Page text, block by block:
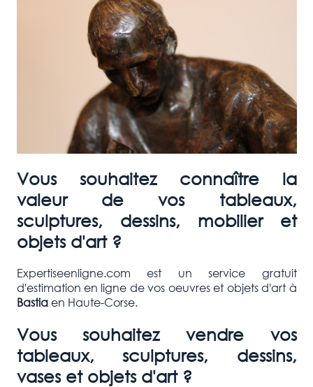
Vous souhaitez connaître la
valeur de vos tableaux,
sculptures, dessins, mobilier et
objets d'art ?
Expertiseenligne.com est un service gratuit
d'estimation en ligne de vos oeuvres et objets d'art à
Bastiaen Haute-Corse.
Vous souhaitez vendre vos
tableaux, sculptures, dessins,
vases et objets d'art ?